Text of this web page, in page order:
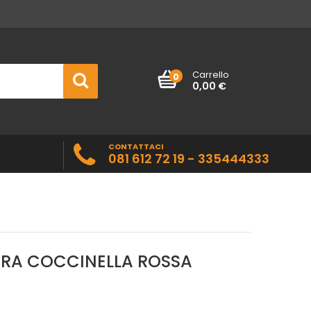
Carrello
0
0,00 €
CONTATTACI
081 612 72 19 - 335444333
COCCINELLA ROSSA